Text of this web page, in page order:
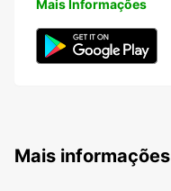
Mais Informações
Mais informações